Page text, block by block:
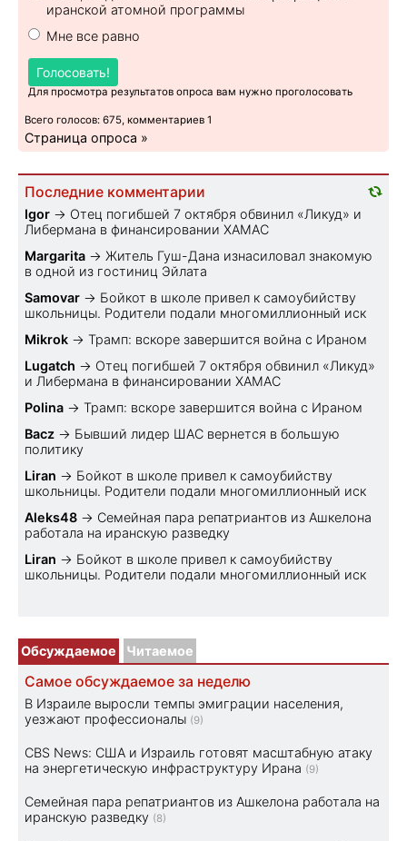
иранской атомной программы
Мне все равно
Голосовать!
Для просмотра результатов опроса вам нужно проголосовать
Всего голосов: 675, комментариев 1
Страница опроса »
Последние комментарии
Igor → Отец погибшей 7 октября обвинил «Ликуд» и
Либермана в финансировании ХАМАС
Margarita → Житель Гуш-Дана изнасиловал знакомую
в одной из гостиниц Эйлата
Samovar → Бойкот в школе привел к самоубийству
школьницы. Родители подали многомиллионный иск
Mikrok → Трамп: вскоре завершится война с Ираном
Lugatch → Отец погибшей 7 октября обвинил «Ликуд»
и Либермана в финансировании ХАМАС
Polina → Трамп: вскоре завершится война с Ираном
Bacz → Бывший лидер ШАС вернется в большую
политику
Liran → Бойкот в школе привел к самоубийству
школьницы. Родители подали многомиллионный иск
Aleks48 → Семейная пара репатриантов из Ашкелона
работала на иранскую разведку
Liran → Бойкот в школе привел к самоубийству
школьницы. Родители подали многомиллионный иск
Обсуждаемое Читаемое
Самое обсуждаемое за неделю
В Израиле выросли темпы эмиграции населения,
уезжают профессионалы (9)
CBS News: США и Израиль готовят масштабную атаку
на энергетическую инфраструктуру Ирана (9)
Семейная пара репатриантов из Ашкелона работала на
иранскую разведку (8)